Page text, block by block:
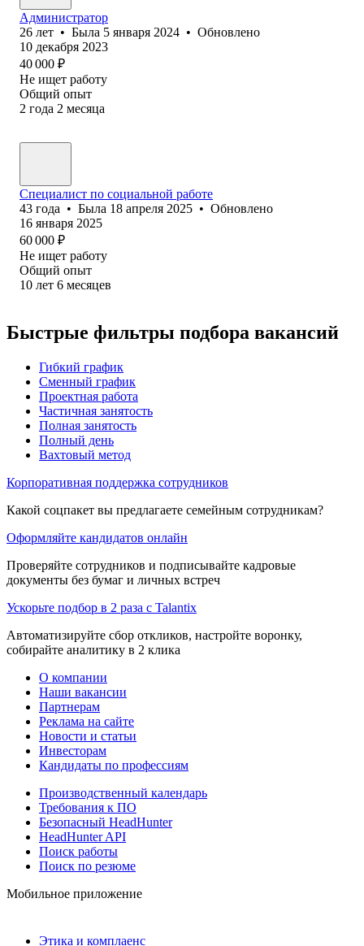
Администратор
26 лет • Была 5 января 2024 • Обновлено
10 декабря 2023
40 000 ₽
Не ищет работу
Общий опыт
2 года 2 месяца
Специалист по социальной работе
43 года • Была 18 апреля 2025 • Обновлено
16 января 2025
60 000 ₽
Не ищет работу
Общий опыт
10 лет 6 месяцев
Быстрые фильтры подбора вакансий
Гибкий график
Сменный график
Проектная работа
Частичная занятость
Полная занятость
Полный день
Вахтовый метод
Корпоративная поддержка сотрудников
Какой соцпакет вы предлагаете семейным сотрудникам?
Оформляйте кандидатов онлайн
Проверяйте сотрудников и подписывайте кадровые
документы без бумаг и личных встреч
Ускорьте подбор в 2 раза с Talantix
Автоматизируйте сбор откликов, настройте воронку,
собирайте аналитику в 2 клика
О компании
Наши вакансии
Партнерам
Реклама на сайте
Новости и статьи
Инвесторам
Кандидаты по профессиям
Производственный календарь
Требования к ПО
Безопасный HeadHunter
HeadHunter API
Поиск работы
Поиск по резюме
Мобильное приложение
Этика и комплаенс